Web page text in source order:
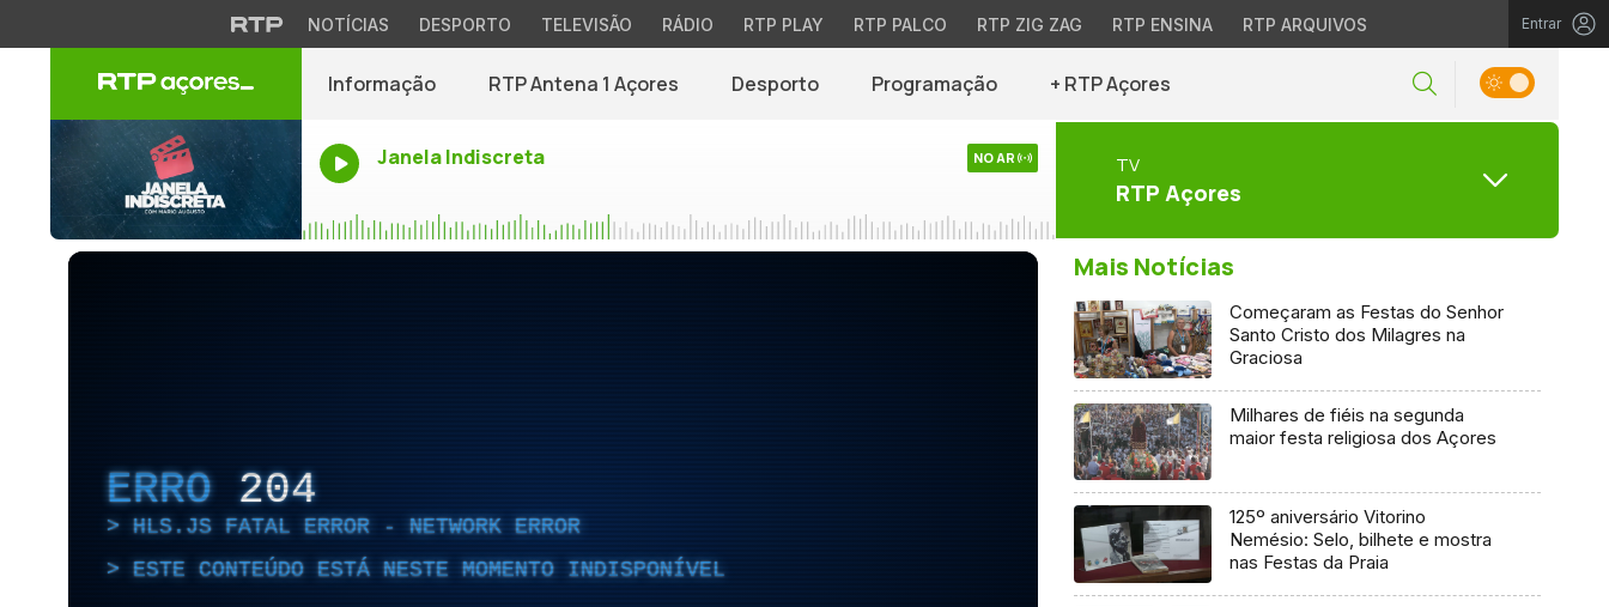
NOTÍCIAS DESPORTO TELEVISÃO RÁDIO RTP PLAY RTP PALCO RTP ZIG ZAG RTP ENSINA RTP ARQUIVOS Entrar
Informação RTP Antena 1 Açores Desporto Programação + RTP Açores
Janela Indiscreta NO AR TV
RTP Açores
ERRO 204
HLS.JS FATAL ERROR - NETWORK ERROR
ESTE CONTEÚDO ESTÁ NESTE MOMENTO INDISPONÍVEL
Mais Notícias
Começaram as Festas do Senhor
Santo Cristo dos Milagres na
Graciosa
Milhares de fiéis na segunda
maior festa religiosa dos Açores
125º aniversário Vitorino
Nemésio: Selo, bilhete e mostra
nas Festas da Praia